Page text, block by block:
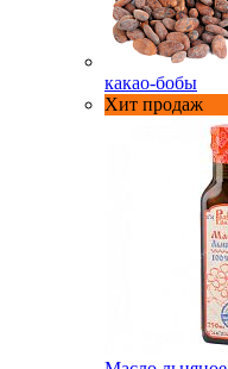
какао-бобы
Хит продаж